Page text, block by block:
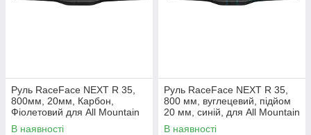
Руль RaceFace NEXT R 35,
800мм, 20мм, Карбон,
Фіолетовий для All Mountain
В наявності
Руль RaceFace NEXT R 35,
800 мм, вуглецевий, підйом
20 мм, синій, для All Mountain
та E-Bike
В наявності